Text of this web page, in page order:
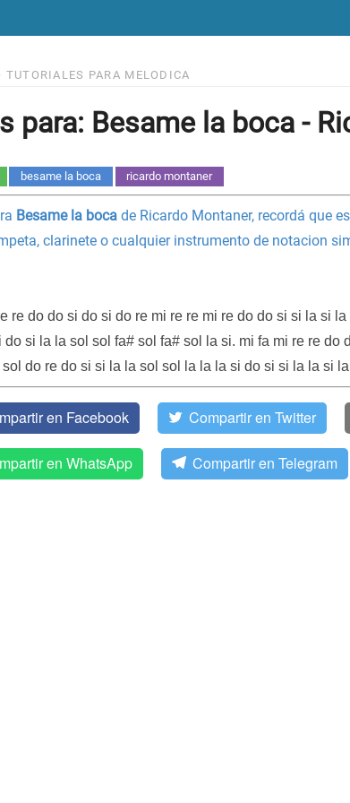
TUTORIALES PARA MELODICA
para: Besame la boca -
besame la boca ricardo montaner
Besame la boca de Ricardo Montaner, recordá que
clarinete o cualquier instrumento de notacion
re do do si do si do re mi re re mi re do do si si la si
do si la la sol sol fa# sol fa# sol la si. mi fa mi re re do
do re do si si la la sol sol la la la si do si si la la si
en Facebook Compartir en Twitter
en WhatsApp Compartir en Telegram